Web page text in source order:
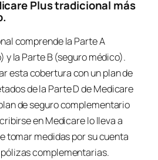
Plus tradicional más
comprende la Parte A
y la Parte B (seguro médico).
esta cobertura con un plan de
de la Parte D de Medicare
de seguro complementario
en Medicare lo lleva a
tomar medidas por su cuenta
complementarias.